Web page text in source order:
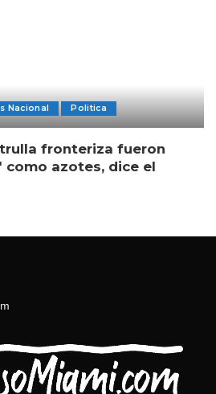
Nacional Politica
fronteriza fueron
azotes, dice el